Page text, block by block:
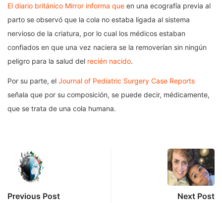
El diario británico Mirror informa que en una ecografía previa al
parto se observó que la cola no estaba ligada al sistema
nervioso de la criatura, por lo cual los médicos estaban
confiados en que una vez naciera se la removerían sin ningún
peligro para la salud del recién nacido.
Por su parte, el Journal of Pediatric Surgery Case Reports
señala que por su composición, se puede decir, médicamente,
que se trata de una cola humana.
Previous Post Next Post